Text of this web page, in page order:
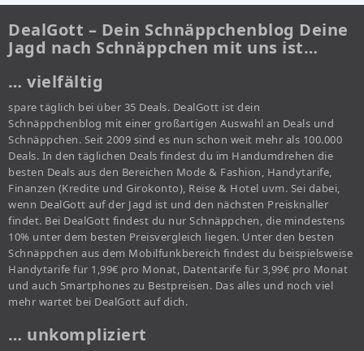
DealGott – Dein Schnäppchenblog Deine
Jagd nach Schnäppchen mit uns ist…
… vielfältig
spare täglich bei über 35 Deals. DealGott ist dein
Schnäppchenblog mit einer großartigen Auswahl an Deals und
Schnäppchen. Seit 2009 sind es nun schon weit mehr als 100.000
Deals. In den täglichen Deals findest du im Handumdrehen die
besten Deals aus den Bereichen Mode & Fashion, Handytarife,
Finanzen (Kredite und Girokonto), Reise & Hotel uvm. Sei dabei,
wenn DealGott auf der Jagd ist und den nächsten Preisknaller
findet. Bei DealGott findest du nur Schnäppchen, die mindestens
10% unter dem besten Preisvergleich liegen. Unter den besten
Schnäppchen aus dem Mobilfunkbereich findest du beispielsweise
Handytarife für 1,99€ pro Monat, Datentarife für 3,99€ pro Monat
und auch Smartphones zu Bestpreisen. Das alles und noch viel
mehr wartet bei DealGott auf dich.
… unkompliziert